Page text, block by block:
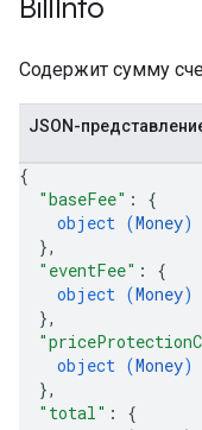
BillInfo
Содержит сумму
JSON-
{
"baseFee" : {
object (Money)
},
"eventFee" : {
object (Money)
},
object (Money)
},
"total" : {